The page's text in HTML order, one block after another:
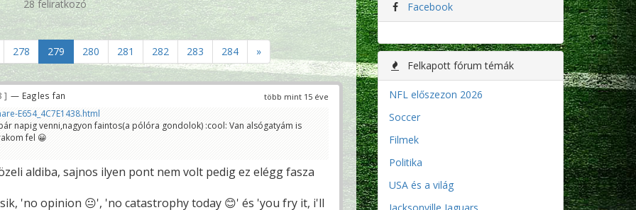
28 feliratkozó
278 279 280 281 282 283 284 »
több mint 15 éve
— Eagles fan
E654_4C7E1438.html
napig venni,nagyon faintos(a pólóra gondolok) :cool: Van alsógatyám is
fel 😀
aldiba, sajnos ilyen pont nem volt pedig ez elégg fasza
'no opinion 😐', 'no catastrophy today 😊' és 'you fry it, i'll
Facebook
Felkapott fórum témák
NFL előszezon 2026
Soccer
Filmek
Politika
USA és a világ